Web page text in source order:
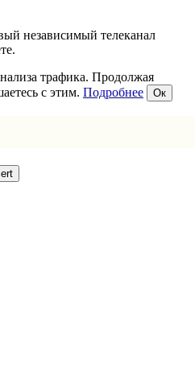
независимый телеканал
трафика. Продолжая
с этим. Подробнее Ок